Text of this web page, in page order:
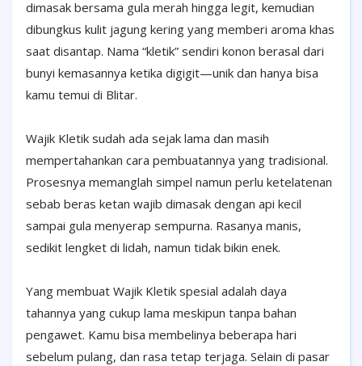
dimasak bersama gula merah hingga legit, kemudian
dibungkus kulit jagung kering yang memberi aroma khas
saat disantap. Nama “kletik” sendiri konon berasal dari
bunyi kemasannya ketika digigit—unik dan hanya bisa
kamu temui di Blitar.
Wajik Kletik sudah ada sejak lama dan masih
mempertahankan cara pembuatannya yang tradisional.
Prosesnya memanglah simpel namun perlu ketelatenan
sebab beras ketan wajib dimasak dengan api kecil
sampai gula menyerap sempurna. Rasanya manis,
sedikit lengket di lidah, namun tidak bikin enek.
Yang membuat Wajik Kletik spesial adalah daya
tahannya yang cukup lama meskipun tanpa bahan
pengawet. Kamu bisa membelinya beberapa hari
sebelum pulang, dan rasa tetap terjaga. Selain di pasar